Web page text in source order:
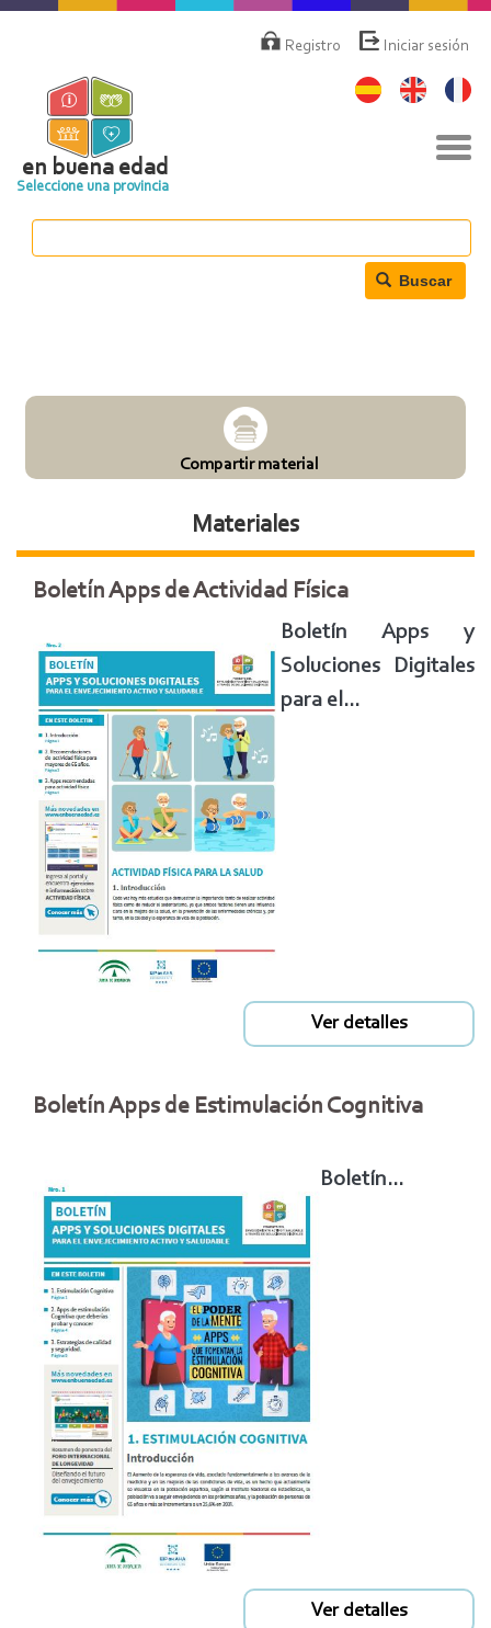
Pasar
contenido
principal
deRegistro Iniciar sesión
en buena edad
Seleccione una provincia
Buscar
Compartir material
Materiales
Boletín Apps de Actividad Física
Boletín Apps y
Soluciones Digitales
para el...
Ver detalles
Boletín Apps de Estimulación Cognitiva
Boletín...
Ver detalles